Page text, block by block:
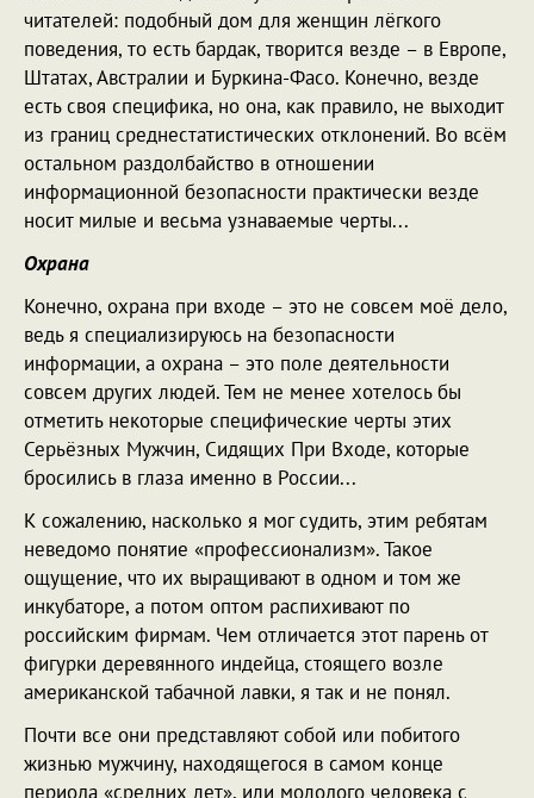
читателей: подобный дом для женщин лёгкого
поведения, то есть бардак, творится везде – в Европе,
Штатах, Австралии и Буркина-Фасо. Конечно, везде
есть своя специфика, но она, как правило, не выходит
из границ среднестатистических отклонений. Во всём
остальном раздолбайство в отношении
информационной безопасности практически везде
носит милые и весьма узнаваемые черты...
Охрана
Конечно, охрана при входе – это не совсем моё дело,
ведь я специализируюсь на безопасности
информации, а охрана – это поле деятельности
совсем других людей. Тем не менее хотелось бы
отметить некоторые специфические черты этих
Серьёзных Мужчин, Сидящих При Входе, которые
бросились в глаза именно в России...
К сожалению, насколько я мог судить, этим ребятам
неведомо понятие «профессионализм». Такое
ощущение, что их выращивают в одном и том же
инкубаторе, а потом оптом распихивают по
российским фирмам. Чем отличается этот парень от
фигурки деревянного индейца, стоящего возле
американской табачной лавки, я так и не понял.
Почти все они представляют собой или побитого
жизнью мужчину, находящегося в самом конце
периода «средних лет», или молодого человека с